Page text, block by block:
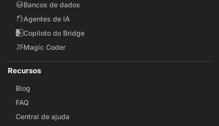
Bancos de dados
Agentes de IA
Copiloto do Bridge
Magic Coder
Recursos
Blog
FAQ
Central de ajuda